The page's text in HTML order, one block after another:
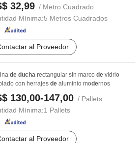
32,99 / Metro Cuadrado
Mínima:5 Metros Cuadrados
al Proveedor
de ducha rectangular sin marco de vidrio
con herrajes de aluminio modernos
130,00-147,00 / Pallets
Mínima:1 Pallets
al Proveedor